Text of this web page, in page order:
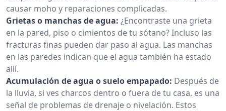
causar moho y reparaciones complicadas.
Grietas o manchas de agua: ¿Encontraste una grieta
en la pared, piso o cimientos de tu sótano? Incluso las
fracturas finas pueden dar paso al agua. Las manchas
en las paredes indican que el agua también ha estado
allí.
Acumulación de agua o suelo empapado: Después de
la lluvia, si ves charcos dentro o fuera de tu casa, es una
señal de problemas de drenaje o nivelación. Estos